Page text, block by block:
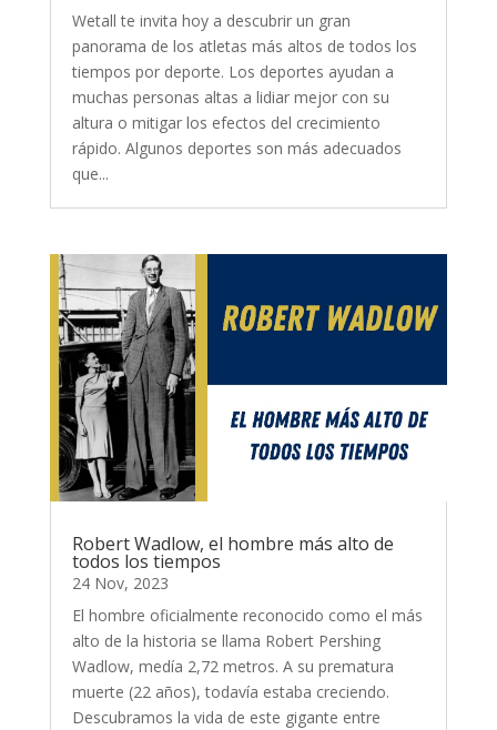
Wetall te invita hoy a descubrir un gran
panorama de los atletas más altos de todos los
tiempos por deporte. Los deportes ayudan a
muchas personas altas a lidiar mejor con su
altura o mitigar los efectos del crecimiento
rápido. Algunos deportes son más adecuados
que...
Robert Wadlow, el hombre más alto de
todos los tiempos
24 Nov, 2023
El hombre oficialmente reconocido como el más
alto de la historia se llama Robert Pershing
Wadlow, medía 2,72 metros. A su prematura
muerte (22 años), todavía estaba creciendo.
Descubramos la vida de este gigante entre